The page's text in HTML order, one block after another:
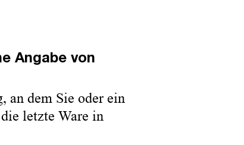
Angabe von
an dem Sie oder ein
letzte Ware in